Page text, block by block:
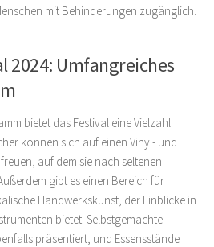
mit Behinderungen zugänglich.
2024: Umfangreiches
bietet das Festival eine Vielzahl
können sich auf einen Vinyl- und
auf dem sie nach seltenen
gibt es einen Bereich für
Handwerkskunst, der Einblicke in
bietet. Selbstgemachte
präsentiert, und Essensstände